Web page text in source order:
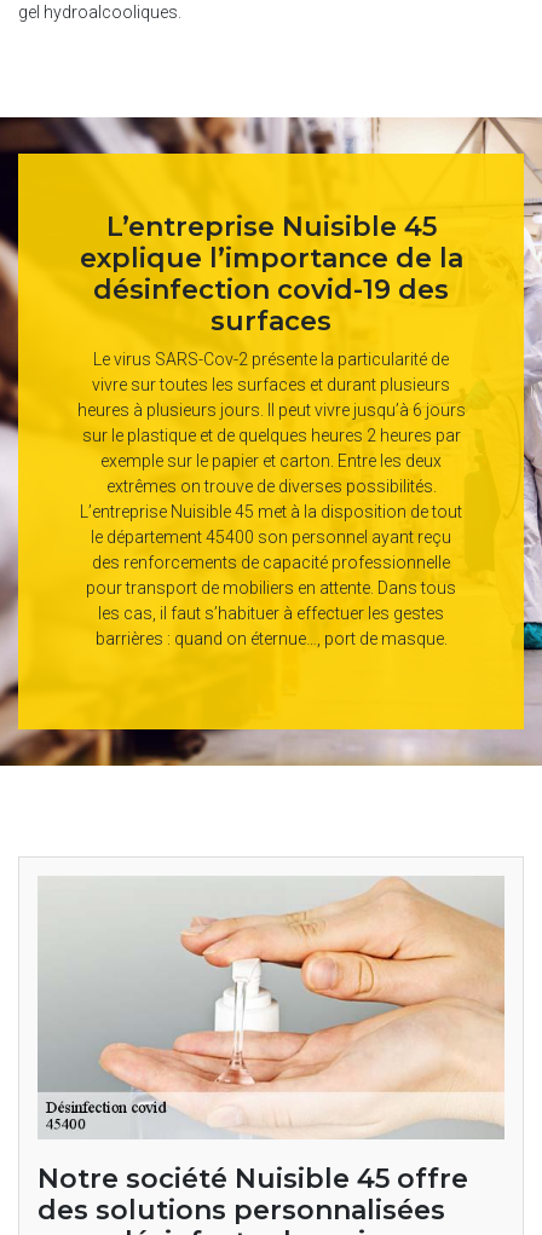
gel hydroalcooliques.
L’entreprise Nuisible 45
explique l’importance de la
désinfection covid-19 des
surfaces
Le virus SARS-Cov-2 présente la particularité de
vivre sur toutes les surfaces et durant plusieurs
heures à plusieurs jours. Il peut vivre jusqu’à 6 jours
sur le plastique et de quelques heures 2 heures par
exemple sur le papier et carton. Entre les deux
extrêmes on trouve de diverses possibilités.
L’entreprise Nuisible 45 met à la disposition de tout
le département 45400 son personnel ayant reçu
des renforcements de capacité professionnelle
pour transport de mobiliers en attente. Dans tous
les cas, il faut s’habituer à effectuer les gestes
barrières : quand on éternue…, port de masque.
Notre société Nuisible 45 offre
des solutions personnalisées